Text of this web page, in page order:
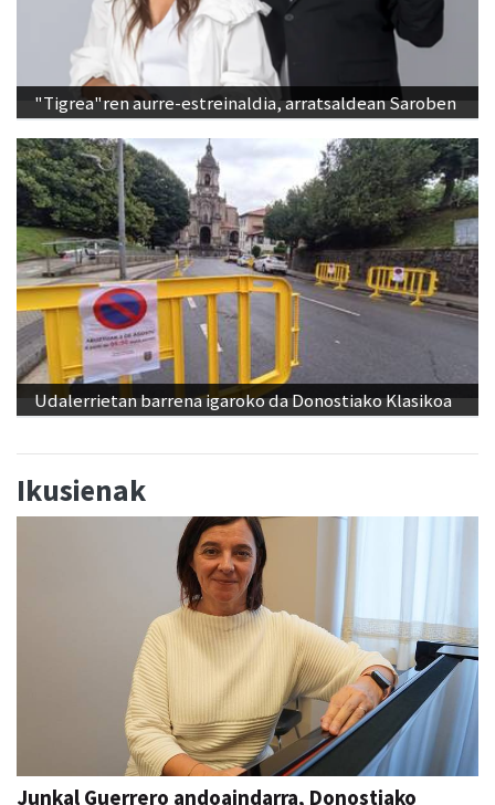
"Tigrea"ren aurre-estreinaldia, arratsaldean Saroben
Udalerrietan barrena igaroko da Donostiako Klasikoa
Junkal Guerrero andoaindarra, Donostiako
Musika Hamabostaldiko protagonista